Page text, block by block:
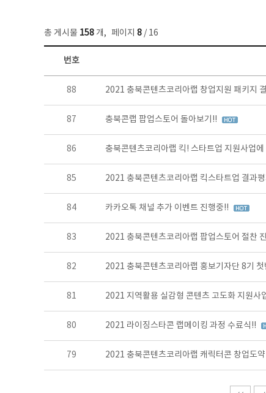
총 게시물 158 개, 페이지 8 / 16
콘텐츠이슈 목록 - 번호, 제목, 작성자, 파일, 조회수, 작성일 정보 제공
번호
88 2021 충북콘텐츠코리아랩 창업지원 패키지
87 충북콘랩 팝업스토어 돌아보기!!
86 충북콘텐츠코리아랩 킥! 스타트업 지원사업
85 2021 충북콘텐츠코리아랩 킥스타트업 결과평
84 카카오톡 채널 추가 이벤트 진행중!!
83 2021 충북콘텐츠코리아랩 팝업스토어 절찬
82 2021 충북콘텐츠코리아랩 홍보기자단 8기
81 2021 지역활용 실감형 콘텐츠 고도화 지원사
80 2021 라이징스타콘 랩메이킹 과정 수료식!!
79 2021 충북콘텐츠코리아랩 캐릭터콘 창업도